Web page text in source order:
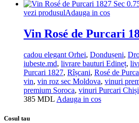
vezi produsulAdauga in cos
Vin Rosé de Purcari
cadou elegant Orhei, Dondușeni,
iubeste.md, livrare bauturi Edineț,
Purcari 1827, Rîșcani, Rosé de
vin, vin roz sec Moldova, vinuri
premium Soroca, vinuri Purcari
385 MDL Adauga in cos
Cosul tau